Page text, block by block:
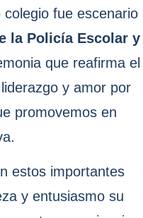
fue escenario
la Policía Escolar y
que reafirma el
y amor por
promovemos en
estos importantes
y entusiasmo su